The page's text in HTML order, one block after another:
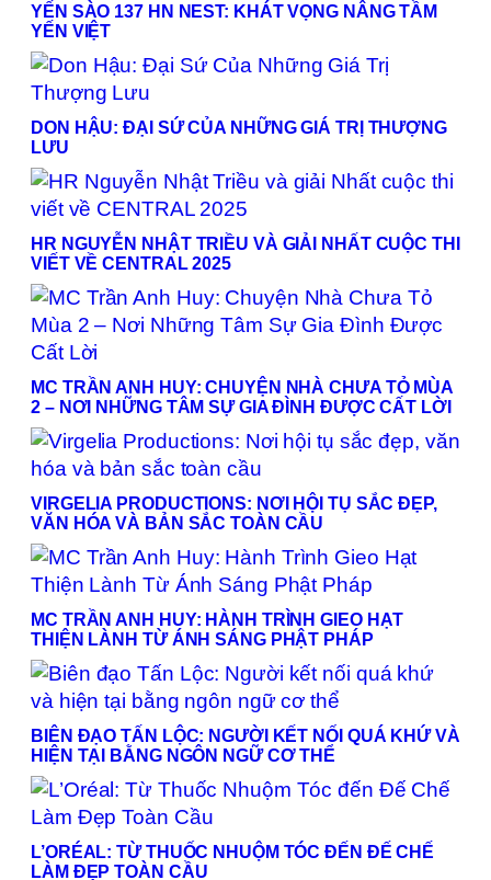
YẾN SÀO 137 HN NEST: KHÁT VỌNG NÂNG TẦM
YẾN VIỆT
DON HẬU: ĐẠI SỨ CỦA NHỮNG GIÁ TRỊ THƯỢNG
LƯU
HR NGUYỄN NHẬT TRIỀU VÀ GIẢI NHẤT CUỘC THI
VIẾT VỀ CENTRAL 2025
MC TRẦN ANH HUY: CHUYỆN NHÀ CHƯA TỎ MÙA
2 – NƠI NHỮNG TÂM SỰ GIA ĐÌNH ĐƯỢC CẤT LỜI
VIRGELIA PRODUCTIONS: NƠI HỘI TỤ SẮC ĐẸP,
VĂN HÓA VÀ BẢN SẮC TOÀN CẦU
MC TRẦN ANH HUY: HÀNH TRÌNH GIEO HẠT
THIỆN LÀNH TỪ ÁNH SÁNG PHẬT PHÁP
BIÊN ĐẠO TẤN LỘC: NGƯỜI KẾT NỐI QUÁ KHỨ VÀ
HIỆN TẠI BẰNG NGÔN NGỮ CƠ THỂ
L’ORÉAL: TỪ THUỐC NHUỘM TÓC ĐẾN ĐẾ CHẾ
LÀM ĐẸP TOÀN CẦU